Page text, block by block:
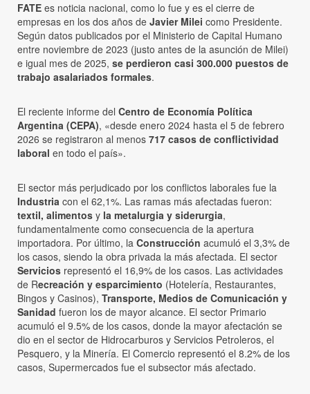
FATE es noticia nacional, como lo fue y es el cierre de
empresas en los dos años de Javier Milei como Presidente.
Según datos publicados por el Ministerio de Capital Humano
entre noviembre de 2023 (justo antes de la asunción de Milei)
e igual mes de 2025, se perdieron casi 300.000 puestos de
trabajo asalariados formales.
El reciente informe del Centro de Economía Política
Argentina (CEPA), «desde enero 2024 hasta el 5 de febrero
2026 se registraron al menos 717 casos de conflictividad
laboral en todo el país».
El sector más perjudicado por los conflictos laborales fue la
Industria con el 62,1%. Las ramas más afectadas fueron:
textil, alimentos y la metalurgia y siderurgia,
fundamentalmente como consecuencia de la apertura
importadora. Por último, la Construcción acumuló el 3,3% de
los casos, siendo la obra privada la más afectada. El sector
Servicios representó el 16,9% de los casos. Las actividades
de Recreación y esparcimiento (Hotelería, Restaurantes,
Bingos y Casinos), Transporte, Medios de Comunicación y
Sanidad fueron los de mayor alcance. El sector Primario
acumuló el 9.5% de los casos, donde la mayor afectación se
dio en el sector de Hidrocarburos y Servicios Petroleros, el
Pesquero, y la Minería. El Comercio representó el 8.2% de los
casos, Supermercados fue el subsector más afectado.